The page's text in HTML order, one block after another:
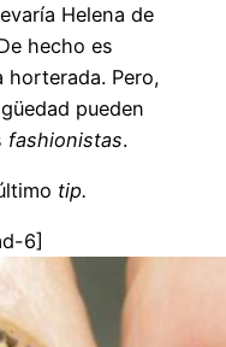
Helena de
hecho es
horterada. Pero,
pueden
fashionistas.
tip.
6]